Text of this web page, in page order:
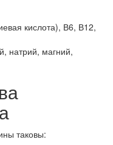
кислота), В6, В12,
натрий, магний,
таковы: